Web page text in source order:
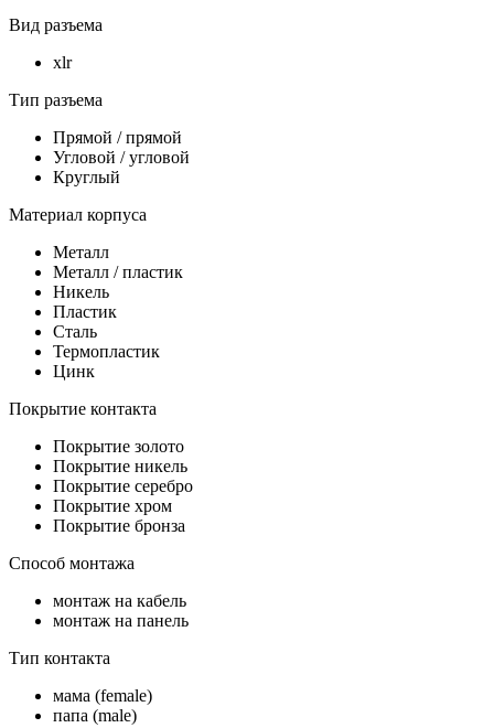
Вид разъема
xlr
Тип разъема
Прямой / прямой
Угловой / угловой
Круглый
Материал корпуса
Металл
Металл / пластик
Никель
Пластик
Сталь
Термопластик
Цинк
Покрытие контакта
Покрытие золото
Покрытие никель
Покрытие серебро
Покрытие хром
Покрытие бронза
Способ монтажа
монтаж на кабель
монтаж на панель
Тип контакта
мама (female)
папа (male)